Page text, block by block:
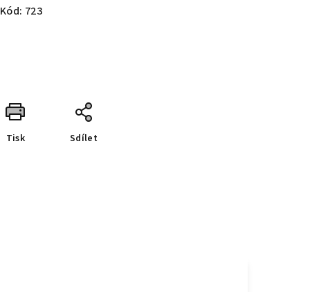
Kód: 723
Tisk Sdílet